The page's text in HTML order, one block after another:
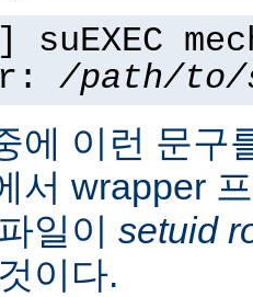
/path/to/
에 이런 문구
서 wrapper
일이 setuid
이다.